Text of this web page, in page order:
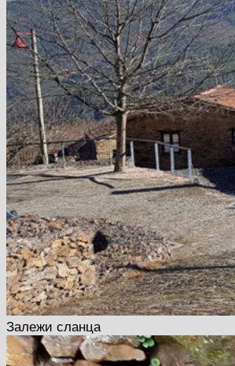
Залежи сланца